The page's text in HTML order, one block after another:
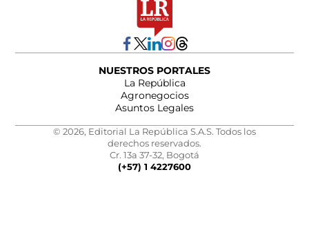
NUESTROS PORTALES
La República
Agronegocios
Asuntos Legales
© 2026, Editorial La República S.A.S. Todos los
derechos reservados.
Cr. 13a 37-32, Bogotá
(+57) 1 4227600